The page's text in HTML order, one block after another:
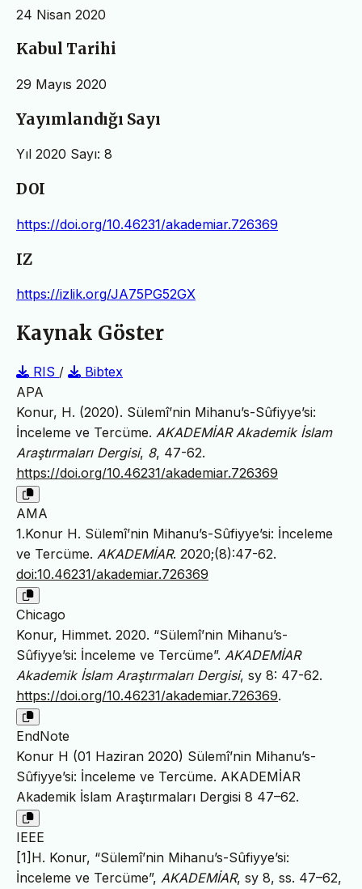
24 Nisan 2020
Kabul Tarihi
29 Mayıs 2020
Yayımlandığı Sayı
Yıl 2020 Sayı: 8
DOI
https://doi.org/10.46231/akademiar.726369
IZ
https://izlik.org/JA75PG52GX
Kaynak Göster
RIS /
Bibtex
APA
Konur, H. (2020). Sülemî’nin Mihanu’s-Sûfiyye’si:
İnceleme ve Tercüme. AKADEMİAR Akademik İslam
Araştırmaları Dergisi, 8, 47-62.
https://doi.org/10.46231/akademiar.726369
AMA
1.Konur H. Sülemî’nin Mihanu’s-Sûfiyye’si: İnceleme
ve Tercüme. AKADEMİAR. 2020;(8):47-62.
doi:10.46231/akademiar.726369
Chicago
Konur, Himmet. 2020. “Sülemî’nin Mihanu’s-
Sûfiyye’si: İnceleme ve Tercüme”. AKADEMİAR
Akademik İslam Araştırmaları Dergisi, sy 8: 47-62.
https://doi.org/10.46231/akademiar.726369.
EndNote
Konur H (01 Haziran 2020) Sülemî’nin Mihanu’s-
Sûfiyye’si: İnceleme ve Tercüme. AKADEMİAR
Akademik İslam Araştırmaları Dergisi 8 47–62.
IEEE
[1]H. Konur, “Sülemî’nin Mihanu’s-Sûfiyye’si:
İnceleme ve Tercüme”, AKADEMİAR, sy 8, ss. 47–62,